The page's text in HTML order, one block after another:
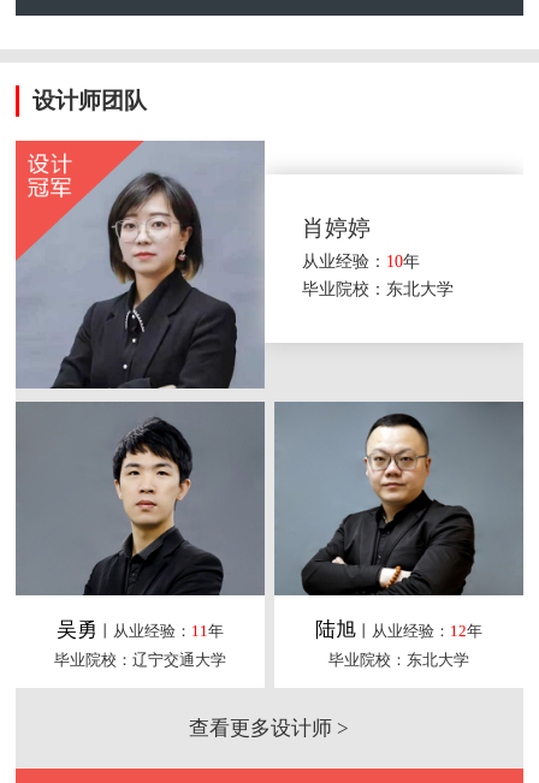
设计师团队
肖婷婷
从业经验： 10年
毕业院校：东北大学
吴勇 丨从业经验： 11年
毕业院校：辽宁交通大学
陆旭丨从业经验： 12年
毕业院校：东北大学
查看更多设计师 >